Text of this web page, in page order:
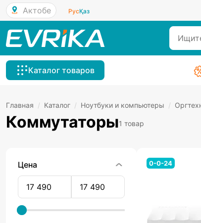
Актобе РусҚаз
Каталог товаров
Главная / Каталог / Ноутбуки и компьютеры /
Коммутаторы1 товар
Цена 0-0-24